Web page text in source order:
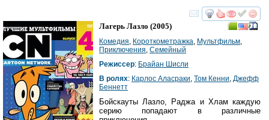
смотреть
Лагерь Лазло (2005)
Комедия, Короткометражка, Мультфильм,
Приключения, Семейный
Режиссер: Брайан Шисли
В ролях: Карлос Аласраки, Том Кенни, Джефф
Беннетт
Бойскауты Лазло, Раджа и Хлам каждую
серию попадают в различные